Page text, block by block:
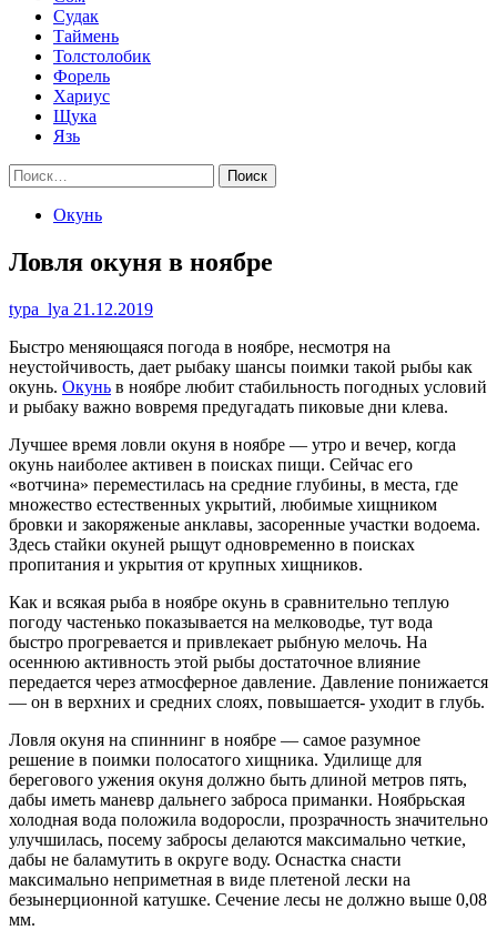
Судак
Таймень
Толстолобик
Форель
Хариус
Щука
Язь
Найти:
Окунь
Ловля окуня в ноябре
typa_lya 21.12.2019
Быстро меняющаяся погода в ноябре, несмотря на
неустойчивость, дает рыбаку шансы поимки такой рыбы как
окунь. Окунь в ноябре любит стабильность погодных условий
и рыбаку важно вовремя предугадать пиковые дни клева.
Лучшее время ловли окуня в ноябре — утро и вечер, когда
окунь наиболее активен в поисках пищи. Сейчас его
«вотчина» переместилась на средние глубины, в места, где
множество естественных укрытий, любимые хищником
бровки и закоряженые анклавы, засоренные участки водоема.
Здесь стайки окуней рыщут одновременно в поисках
пропитания и укрытия от крупных хищников.
Как и всякая рыба в ноябре окунь в сравнительно теплую
погоду частенько показывается на мелководье, тут вода
быстро прогревается и привлекает рыбную мелочь. На
осеннюю активность этой рыбы достаточное влияние
передается через атмосферное давление. Давление понижается
— он в верхних и средних слоях, повышается- уходит в глубь.
Ловля окуня на спиннинг в ноябре — самое разумное
решение в поимки полосатого хищника. Удилище для
берегового ужения окуня должно быть длиной метров пять,
дабы иметь маневр дальнего заброса приманки. Ноябрьская
холодная вода положила водоросли, прозрачность значительно
улучшилась, посему забросы делаются максимально четкие,
дабы не баламутить в округе воду. Оснастка снасти
максимально неприметная в виде плетеной лески на
безынерционной катушке. Сечение лесы не должно выше 0,08
мм.